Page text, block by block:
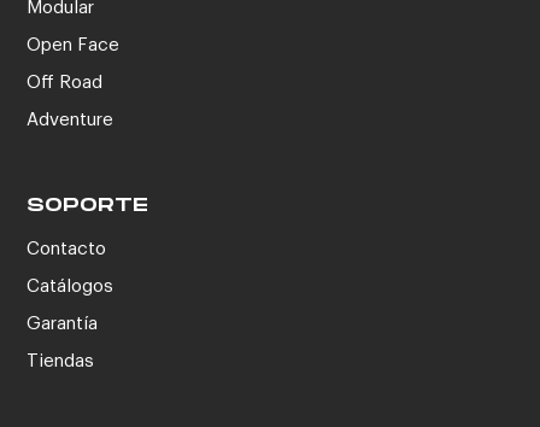
Modular
Open Face
Off Road
Adventure
SOPORTE
Contacto
Catálogos
Garantía
Tiendas